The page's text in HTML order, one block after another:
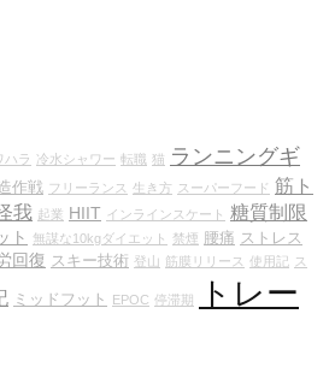
ハラ 冷水シャワー 転職 猫 ランニングギ
作戦 フリーランス 生き方 スーパーフード 筋ト
我 起業 HIIT インラインスケート 糖質制限
ト 無謀な10kgダイエット 禁煙 腰痛 ストレス
回復 スキー技術 登山 筋膜リリース 使用記 ス
ミッドフット EPOC 停滞期
トレー